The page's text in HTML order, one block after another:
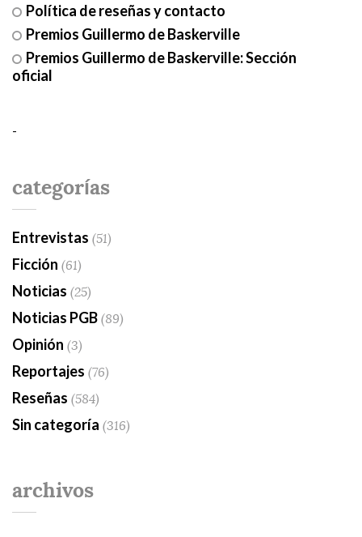
Política de reseñas y contacto
Premios Guillermo de Baskerville
Premios Guillermo de Baskerville: Sección
oficial
-
categorías
Entrevistas (51)
Ficción (61)
Noticias (25)
Noticias PGB(89)
Opinión (3)
Reportajes (76)
Reseñas (584)
Sin categoría (316)
archivos